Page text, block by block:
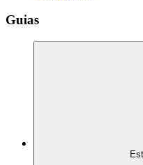
Guias